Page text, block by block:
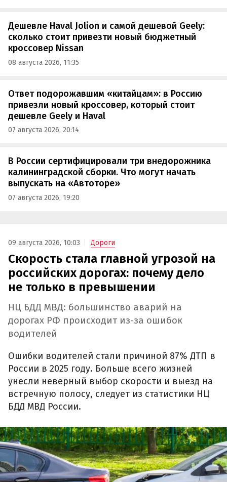
Дешевле Haval Jolion и самой дешевой Geely:
сколько стоит привезти новый бюджетный
кроссовер Nissan
08 августа 2026, 11:35
Ответ подорожавшим «китайцам»: в Россию
привезли новый кроссовер, который стоит
дешевле Geely и Haval
07 августа 2026, 20:14
В России сертифицировали три внедорожника
калининградской сборки. Что могут начать
выпускать на «Автоторе»
07 августа 2026, 19:20
09 августа 2026, 10:03 Дороги
Скорость стала главной угрозой на
российских дорогах: почему дело
не только в превышении
НЦ БДД МВД: большинство аварий на
дорогах РФ происходит из-за ошибок
водителей
Ошибки водителей стали причиной 87% ДТП в
России в 2025 году. Больше всего жизней
унесли неверный выбор скорости и выезд на
встречную полосу, следует из статистики НЦ
БДД МВД России.